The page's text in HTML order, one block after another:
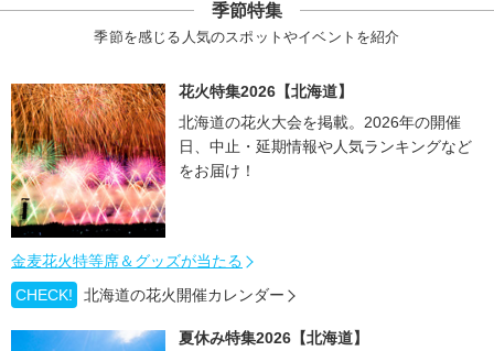
季節特集
季節を感じる人気のスポットやイベントを紹介
花火特集2026【北海道】
北海道の花火大会を掲載。2026年の開催
日、中止・延期情報や人気ランキングなど
をお届け！
金麦花火特等席＆グッズが当たる
CHECK!
北海道の花火開催カレンダー
夏休み特集2026【北海道】